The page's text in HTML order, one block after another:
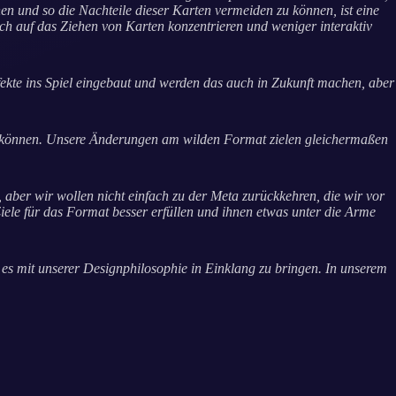
und so die Nachteile dieser Karten vermeiden zu können, ist eine
auf das Ziehen von Karten konzentrieren und weniger interaktiv
ins Spiel eingebaut und werden das auch in Zukunft machen, aber
Unsere Änderungen am wilden Format zielen gleichermaßen
wir wollen nicht einfach zu der Meta zurückkehren, die wir vor
für das Format besser erfüllen und ihnen etwas unter die Arme
mit unserer Designphilosophie in Einklang zu bringen. In unserem